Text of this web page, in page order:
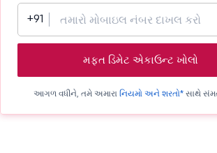
+91
મફત ડિમેટ એકાઉન્ટ ખોલો
આગળ વધીને, તમે અમારા નિયમો અને શરતો* સાથે